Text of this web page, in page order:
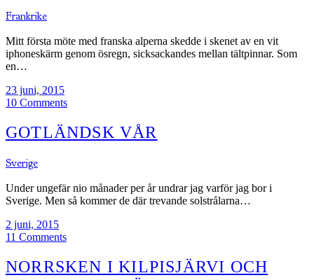
Frankrike
Mitt första möte med franska alperna skedde i skenet av en vit
iphoneskärm genom ösregn, sicksackandes mellan tältpinnar. Som
en…
23 juni, 2015
10 Comments
GOTLÄNDSK VÅR
Sverige
Under ungefär nio månader per år undrar jag varför jag bor i
Sverige. Men så kommer de där trevande solstrålarna…
2 juni, 2015
11 Comments
NORRSKEN I KILPISJÄRVI OCH